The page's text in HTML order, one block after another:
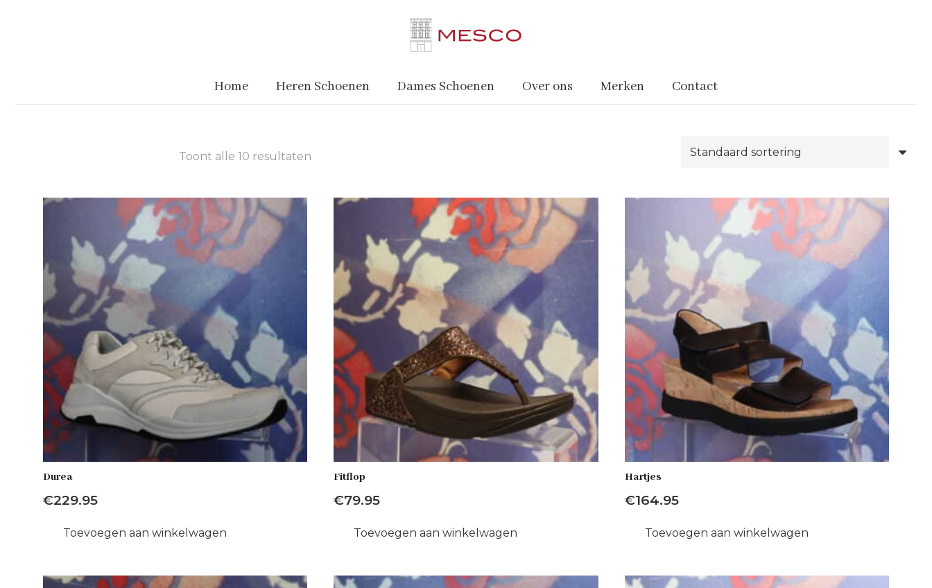
Home Heren Schoenen Dames Schoenen Over ons Merken Contact
Toont alle 10 resultaten
Durea
€229.95
Toevoegen aan winkelwagen
Fitflop
€79.95
Toevoegen aan winkelwagen
Hartjes
€164.95
Toevoegen aan winkelwagen